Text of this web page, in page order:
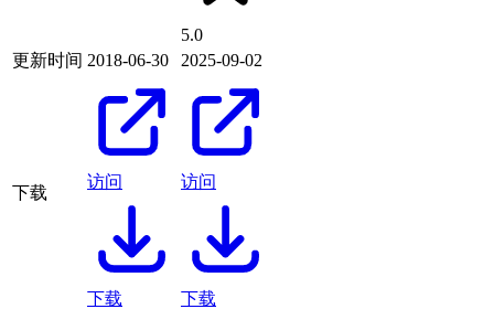
5.0
更新时间 2018-06-30 2025-09-02
下载
访问
下载
访问
下载